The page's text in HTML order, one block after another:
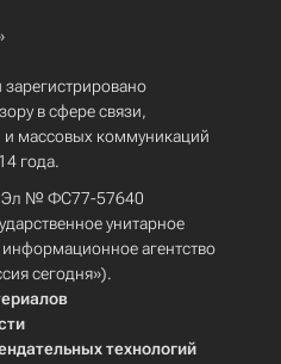
в сфере связи,
массовых коммуникаций
года.
Эл № ФС77-57640
унитарное
агентство
сегодня»).
технологий